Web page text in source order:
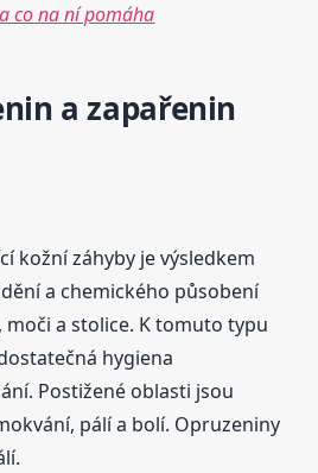
co na ní pomáha
a zapařenin
kožní záhyby je výsledkem
a chemického působení
a stolice. K tomuto typu
hygiena
Postižené oblasti jsou
pálí a bolí. Opruzeniny